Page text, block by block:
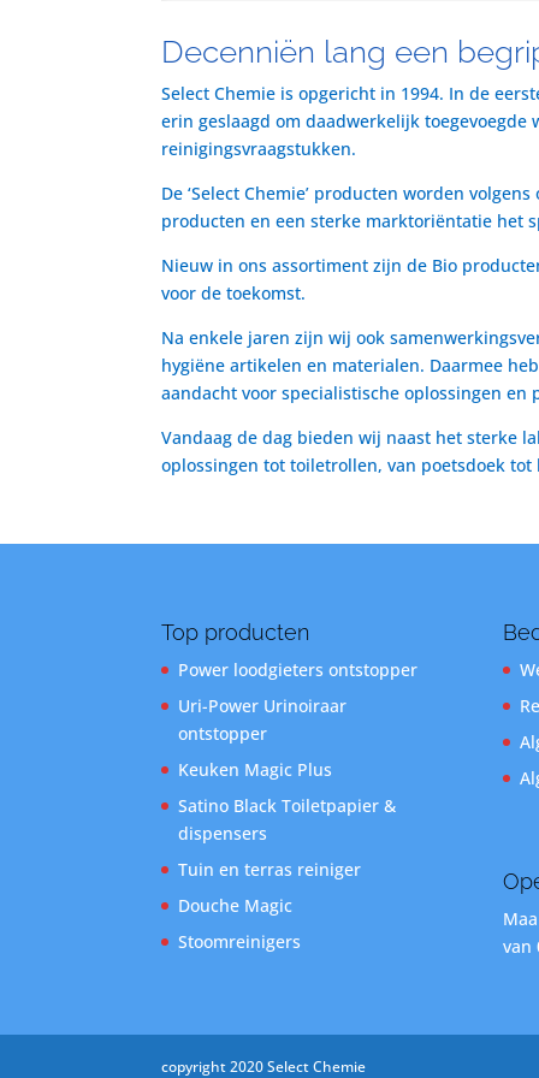
Decenniën lang een
Select Chemie is opgericht in 1994. In de
erin geslaagd om daadwerkelijk
reinigingsvraagstukken.
De ‘Select Chemie’ producten worden
producten en een sterke marktoriëntatie het
Nieuw in ons assortiment zijn de Bio
voor de toekomst.
Na enkele jaren zijn wij ook
hygiëne artikelen en materialen. Daarmee
aandacht voor specialistische oplossingen en
Vandaag de dag bieden wij naast het sterke
oplossingen tot toiletrollen, van poetsdoek
Top producten
Power loodgieters ontstopper
Uri-Power Urinoiraar
ontstopper
Keuken Magic Plus
Satino Black Toiletpapier &
dispensers
Tuin en terras reiniger
Douche Magic
Stoomreinigers
van
copyright 2020 Select Chemie